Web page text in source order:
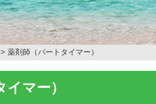
薬剤師（パートタイマー）
マー）